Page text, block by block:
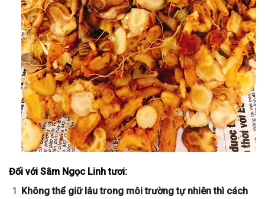
Đối với Sâm Ngọc Linh tươi:
Không thể giữ lâu trong môi trường tự nhiên thì cách